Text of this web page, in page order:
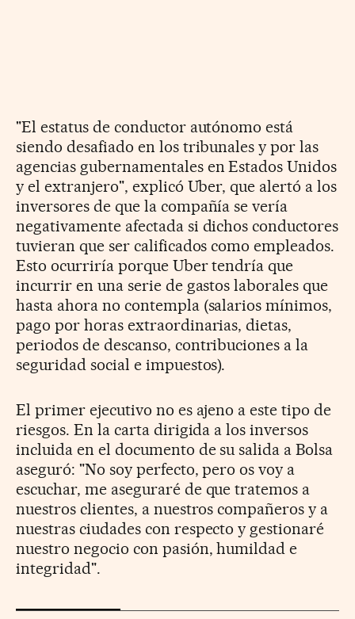
"El estatus de conductor autónomo está
siendo desafiado en los tribunales y por las
agencias gubernamentales en Estados Unidos
y el extranjero", explicó Uber, que alertó a los
inversores de que la compañía se vería
negativamente afectada si dichos conductores
tuvieran que ser calificados como empleados.
Esto ocurriría porque Uber tendría que
incurrir en una serie de gastos laborales que
hasta ahora no contempla (salarios mínimos,
pago por horas extraordinarias, dietas,
periodos de descanso, contribuciones a la
seguridad social e impuestos).
El primer ejecutivo no es ajeno a este tipo de
riesgos. En la carta dirigida a los inversos
incluida en el documento de su salida a Bolsa
aseguró: "No soy perfecto, pero os voy a
escuchar, me aseguraré de que tratemos a
nuestros clientes, a nuestros compañeros y a
nuestras ciudades con respecto y gestionaré
nuestro negocio con pasión, humildad e
integridad".